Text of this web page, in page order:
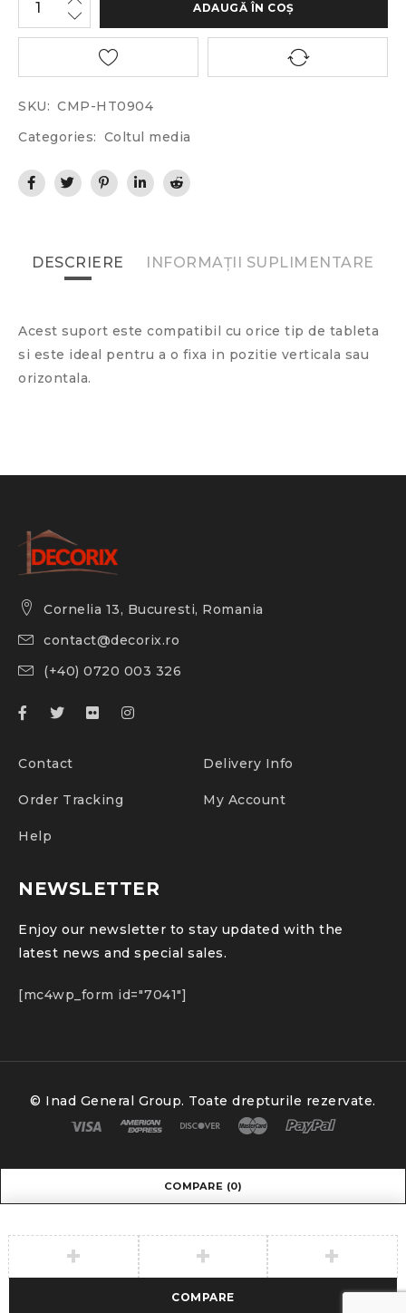
ADAUGĂ ÎN COȘ
SKU: CMP-HT0904
Categories: Coltul media
DESCRIERE INFORMAȚII SUPLIMENTARE
Acest suport este compatibil cu orice tip de tableta
si este ideal pentru a o fixa in pozitie verticala sau
orizontala.
Cornelia 13, Bucuresti, Romania
contact@decorix.ro
(+40) 0720 003 326
Contact Delivery Info
Order Tracking My Account
Help
NEWSLETTER
Enjoy our newsletter to stay updated with the
latest news and special sales.
[mc4wp_form id="7041"]
© Inad General Group. Toate drepturile rezervate.
COMPARE (0)
COMPARE